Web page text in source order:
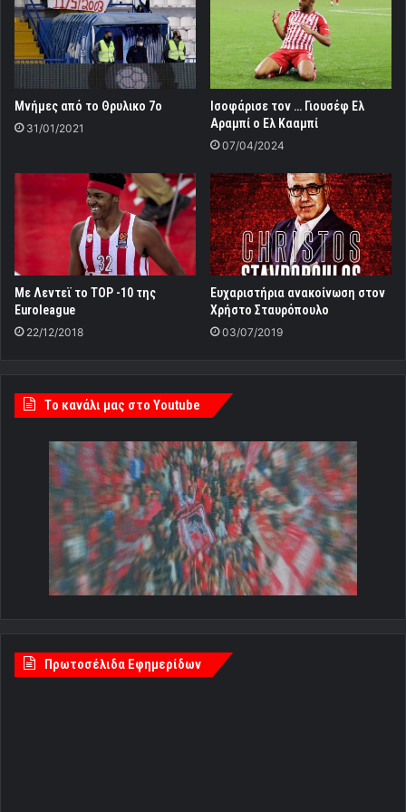
Μνήμες από το Θρυλικο 7ο
31/01/2021
Iσοφάρισε τον … Γιουσέφ Ελ
Αραμπί ο Ελ Κααμπί
07/04/2024
Με Λεντεϊ το TOP -10 της
Euroleague
22/12/2018
Ευχαριστήρια ανακοίνωση στον
Χρήστο Σταυρόπουλο
03/07/2019
Tο κανάλι μας στο Youtube
Πρωτοσέλιδα Εφημερίδων